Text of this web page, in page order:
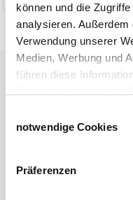
können und die
analysieren.
Verwendung unserer
Medien, Werbung und
führen diese
haben.
notwendige Cookies
Präferenzen
Tiere
Weideunterstand groß
Euronetz
Grundlagen der